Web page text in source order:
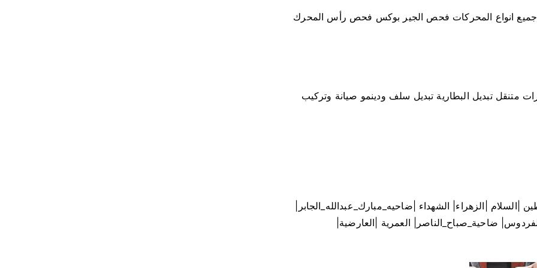
انواع المحركات فحص الجير بوكس فحص رأس المحرك
متنقل تبديل البطارية تبديل سلف ودينمو صيانة وتركيب
|الزهراء| الشهداء |ضاحيه_مبارك_عبدالله_الجابر|
ضاحية_صباح_الناصر| العمرية |العارضية|